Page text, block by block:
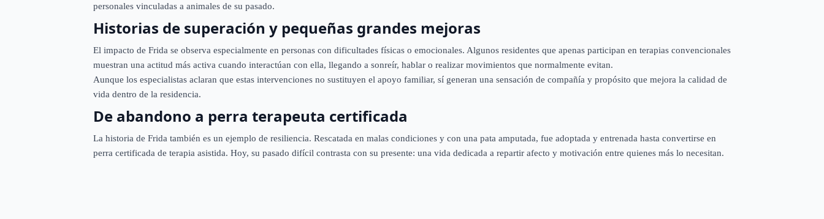
personales vinculadas a animales de su pasado.
Historias de superación y pequeñas grandes mejoras
El impacto de Frida se observa especialmente en personas con dificultades físicas o emocionales. Algunos residentes que apenas participan en terapias convencionales
muestran una actitud más activa cuando interactúan con ella, llegando a sonreír, hablar o realizar movimientos que normalmente evitan.
Aunque los especialistas aclaran que estas intervenciones no sustituyen el apoyo familiar, sí generan una sensación de compañía y propósito que mejora la calidad de
vida dentro de la residencia.
De abandono a perra terapeuta certificada
La historia de Frida también es un ejemplo de resiliencia. Rescatada en malas condiciones y con una pata amputada, fue adoptada y entrenada hasta convertirse en
perra certificada de terapia asistida. Hoy, su pasado difícil contrasta con su presente: una vida dedicada a repartir afecto y motivación entre quienes más lo necesitan.